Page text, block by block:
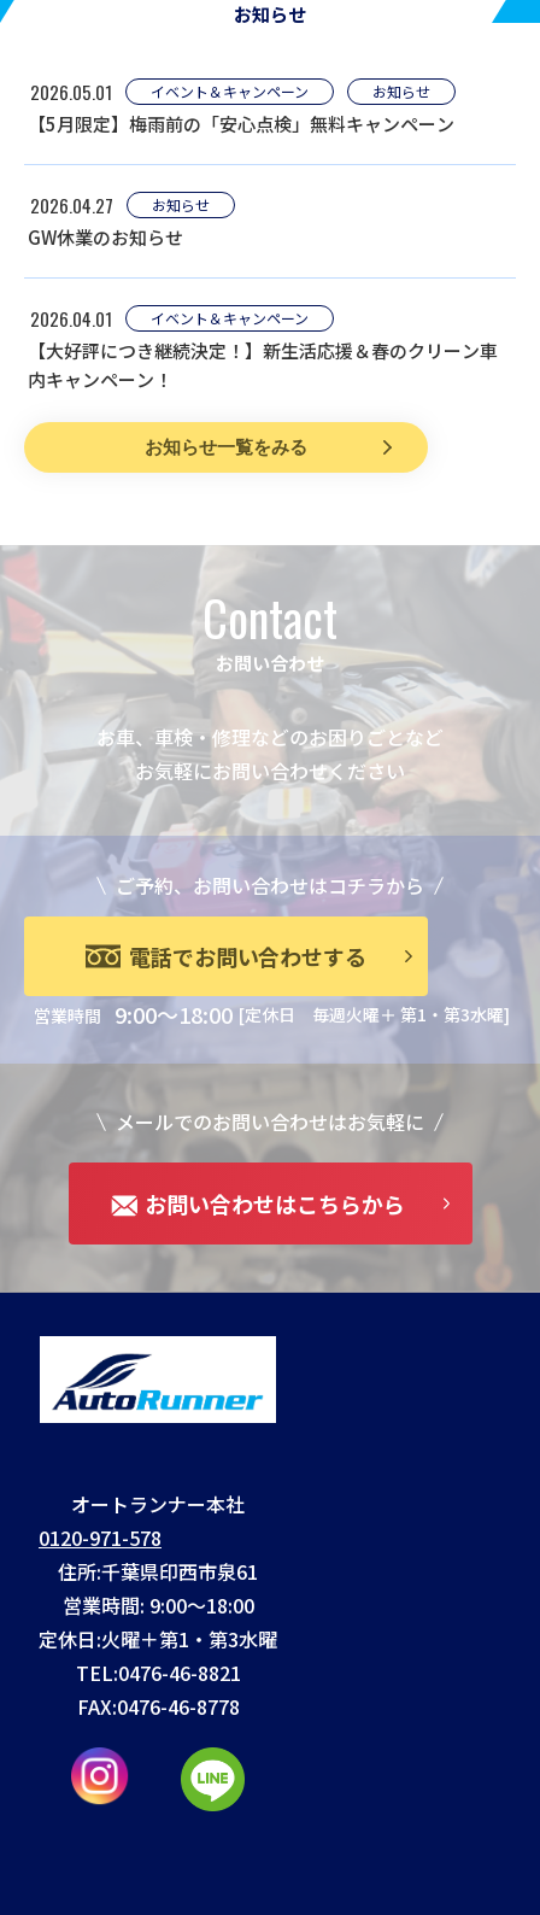
お知らせ
2026.05.01 イベント＆キャンペーン お知らせ
【5月限定】梅雨前の「安心点検」無料キャンペーン
2026.04.27 お知らせ
GW休業のお知らせ
2026.04.01 イベント＆キャンペーン
【大好評につき継続決定！】新生活応援＆春のクリーン車
内キャンペーン！
お知らせ一覧をみる
Contact
お問い合わせ
お車、車検・修理などのお困りごとなど
お気軽にお問い合わせください
ご予約、お問い合わせはコチラから
電話でお問い合わせする
営業時間 9:00～18:00 [定休日 毎週火曜＋ 第1・第3水曜]
メールでのお問い合わせはお気軽に
お問い合わせはこちらから
オートランナー本社
0120-971-578
住所:千葉県印西市泉61
営業時間: 9:00～18:00
定休日:火曜＋第1・第3水曜
TEL:0476-46-8821
FAX:0476-46-8778